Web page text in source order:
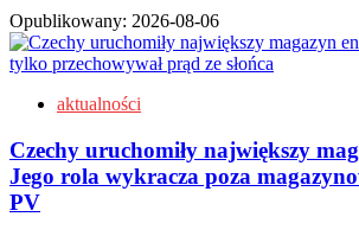
Opublikowany: 2026-08-06
aktualności
Czechy uruchomiły największy
Jego rola wykracza poza
PV